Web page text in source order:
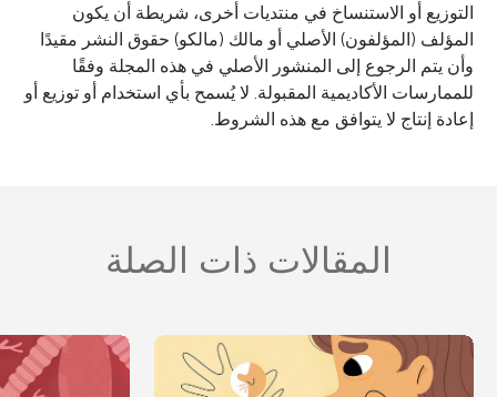
التوزيع أو الاستنساخ في منتديات أخرى، شريطة أن يكون
المؤلف (المؤلفون) الأصلي أو مالك (مالكو) حقوق النشر مقيدًا
وأن يتم الرجوع إلى المنشور الأصلي في هذه المجلة وفقًا
للممارسات الأكاديمية المقبولة. لا يُسمح بأي استخدام أو توزيع أو
إعادة إنتاج لا يتوافق مع هذه الشروط.
المقالات ذات الصلة